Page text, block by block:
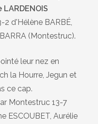
2 d'Hélène BARBÉ,
(Montestruc).
leur nez en
la Hourre, Jegun et
ce cap.
Montestruc 13-7
ESCOUBET, Aurélie